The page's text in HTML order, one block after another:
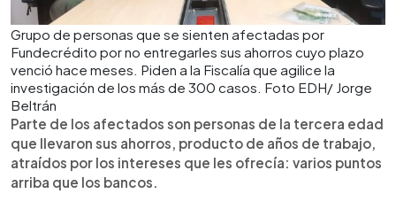
Grupo de personas que se sienten afectadas por
Fundecrédito por no entregarles sus ahorros cuyo plazo
venció hace meses. Piden a la Fiscalía que agilice la
investigación de los más de 300 casos. Foto EDH/ Jorge
Beltrán
Parte de los afectados son personas de la tercera edad
que llevaron sus ahorros, producto de años de trabajo,
atraídos por los intereses que les ofrecía: varios puntos
arriba que los bancos.